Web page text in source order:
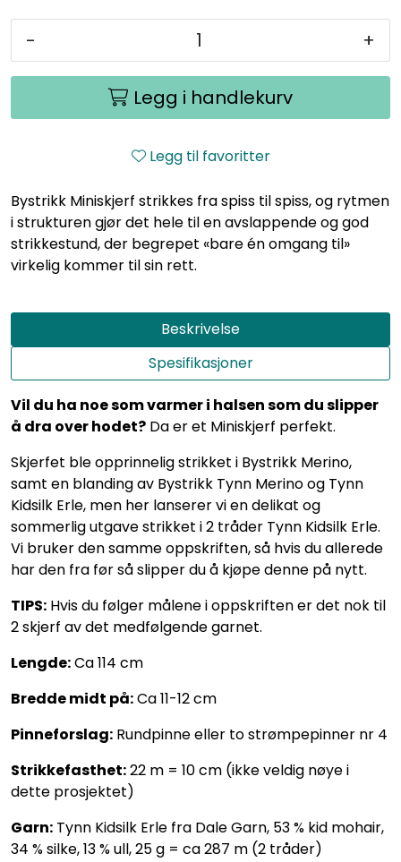
- +
Legg i handlekurv
Legg til favoritter
Bystrikk Miniskjerf strikkes fra spiss til spiss, og rytmen
i strukturen gjør det hele til en avslappende og god
strikkestund, der begrepet «bare én omgang til»
virkelig kommer til sin rett.
Beskrivelse
Spesifikasjoner
Vil du ha noe som varmer i halsen som du slipper
å dra over hodet? Da er et Miniskjerf perfekt.
Skjerfet ble opprinnelig strikket i Bystrikk Merino,
samt en blanding av Bystrikk Tynn Merino og Tynn
Kidsilk Erle, men her lanserer vi en delikat og
sommerlig utgave strikket i 2 tråder Tynn Kidsilk Erle.
Vi bruker den samme oppskriften, så hvis du allerede
har den fra før så slipper du å kjøpe denne på nytt.
TIPS: Hvis du følger målene i oppskriften er det nok til
2 skjerf av det medfølgende garnet.
Lengde:Ca 114 cm
Bredde midt på:Ca 11-12 cm
Pinneforslag: Rundpinne eller to strømpepinner nr 4
Strikkefasthet:22 m = 10 cm (ikke veldig nøye i
dette prosjektet)
Garn: Tynn Kidsilk Erle fra Dale Garn, 53 % kid mohair,
34 % silke, 13 % ull, 25 g = ca 287 m (2 tråder)